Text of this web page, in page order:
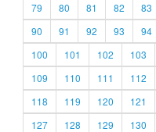
79
80 81 82 83
90
91 92 93 94
100
101 102 103
109
110 111 112
118
119 120 121
127
128 129 130